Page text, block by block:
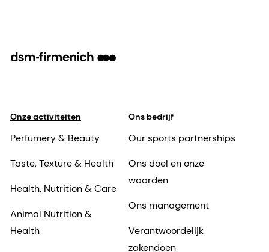
Onze activiteiten
Perfumery & Beauty
Taste, Texture & Health
Health, Nutrition & Care
Animal Nutrition &
Health
Ons bedrijf
Our sports partnerships
Ons doel en onze
waarden
Ons management
Verantwoordelijk
zakendoen